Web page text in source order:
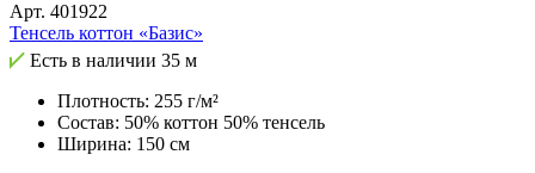
Арт. 401922
Тенсель коттон «Базис»
Есть в наличии 35 м
Плотность: 255 г/м²
Состав: 50% коттон 50% тенсель
Ширина: 150 см